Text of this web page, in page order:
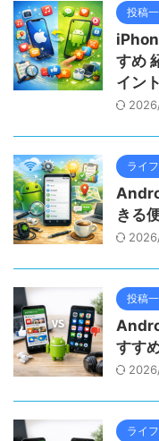
投稿
すめ
イント
ライ
きる
投稿
すす
ライ